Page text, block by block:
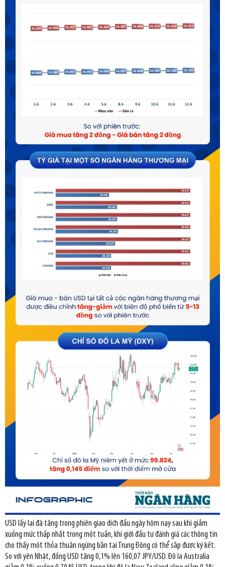
USD lấy lại đà tăng trong phiên giao dịch đầu ngày hôm nay sau khi giảm
xuống mức thấp nhất trong một tuần, khi giới đầu tư đánh giá các thông tin
cho thấy một thỏa thuận ngừng bắn tại Trung Đông có thể sắp được ký kết.
So với yên Nhật, đồng USD tăng 0,1% lên 160,07 JPY/USD. Đô la Australia